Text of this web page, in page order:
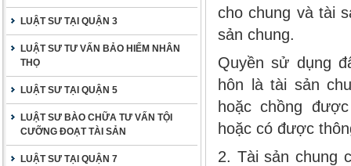
LUẬT SƯ TẠI QUẬN 3
LUẬT SƯ TƯ VẤN BẢO HIỂM NHÂN
THỌ
LUẬT SƯ TẠI QUẬN 5
LUẬT SƯ BÀO CHỮA TƯ VẤN TỘI
CƯỠNG ĐOẠT TÀI SẢN
LUẬT SƯ TẠI QUẬN 7
cho chung và tài
sản chung.
Quyền sử dụng
hôn là tài sản
hoặc chồng
hoặc có được
2. Tài sản chung